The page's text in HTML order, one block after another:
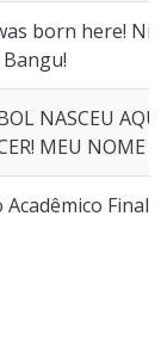
born here!
NASCEU
MEU NOME
Final